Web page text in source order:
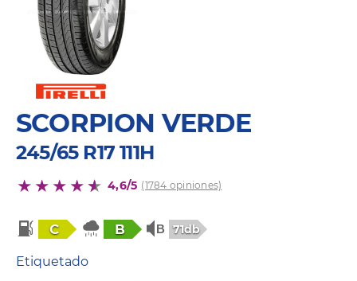
SCORPION VERDE
245/65 R17 111H
4,6/5 (1784 opiniones)
C B 71db
Etiquetado